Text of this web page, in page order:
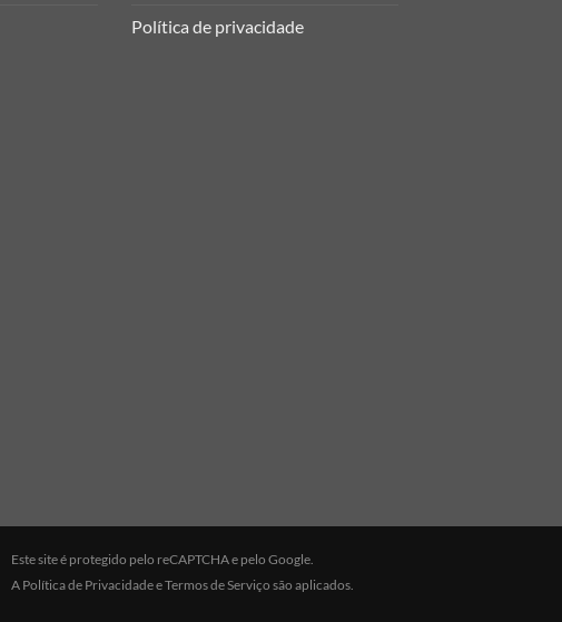
Política de privacidade
Este site é protegido pelo reCAPTCHA e pelo Google.
A Política de PrivacidadeeTermos de Serviço são aplicados.